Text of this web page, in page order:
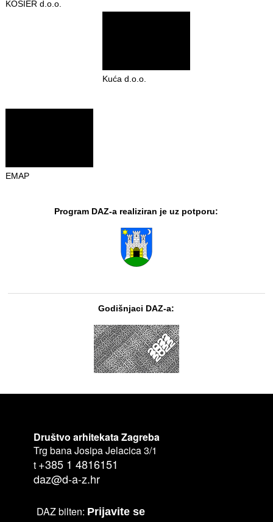
KOSIER d.o.o.
Kuća d.o.o.
EMAP
Program DAZ-a realiziran je uz potporu:
Godišnjaci DAZ-a:
Društvo arhitekata Zagreba
Trg bana Josipa Jelacica 3/1
t +385 1 4816151
daz@d-a-z.hr
DAZ bilten: Prijavite se